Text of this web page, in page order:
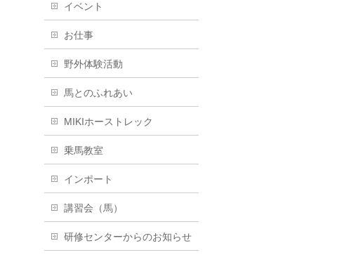
イベント
お仕事
野外体験活動
馬とのふれあい
MIKIホーストレック
乗馬教室
インポート
講習会（馬）
研修センターからのお知らせ